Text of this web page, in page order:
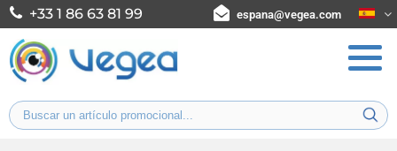
+33 1 86 63 81 99 espana@vegea.com